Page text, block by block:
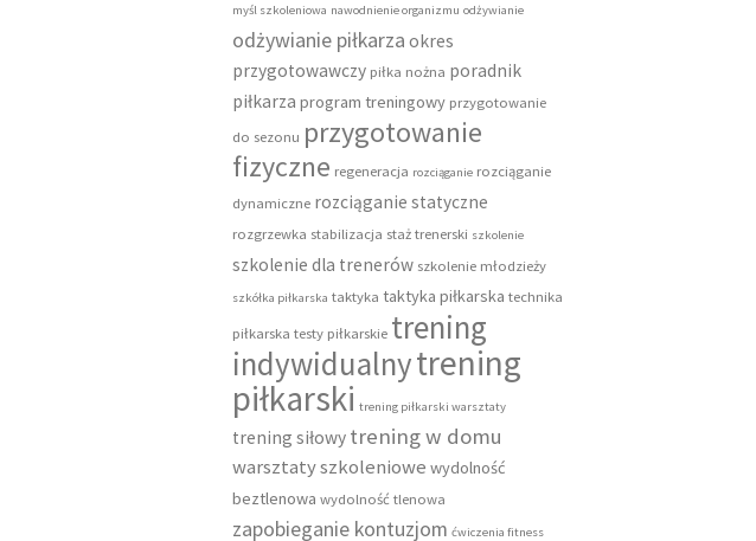
myśl szkoleniowa nawodnienie organizmu odżywianie
odżywianie piłkarza okres
przygotowawczy piłka nożna poradnik
piłkarza program treningowy przygotowanie
do sezonu przygotowanie
fizyczne regeneracja rozciąganie rozciąganie
dynamiczne rozciąganie statyczne
rozgrzewka stabilizacja staż trenerski szkolenie
szkolenie dla trenerów szkolenie młodzieży
szkółka piłkarska taktyka taktyka piłkarska technika
piłkarska testy piłkarskie trening
indywidualnytrening
piłkarski trening piłkarski warsztaty
trening siłowy trening w domu
warsztaty szkoleniowe wydolność
beztlenowa wydolność tlenowa
zapobieganie kontuzjom ćwiczenia fitness